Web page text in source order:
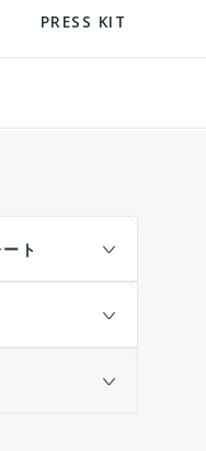
PRESS KIT
ト